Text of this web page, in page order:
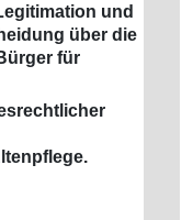
und
über die
für